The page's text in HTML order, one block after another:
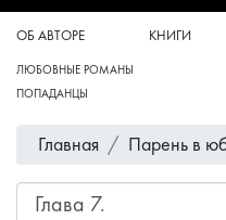
ОБ АВТОРЕ КНИГИ
ЛЮБОВНЫЕ РОМАНЫ
ПОПАДАНЦЫ
Главная Парень в